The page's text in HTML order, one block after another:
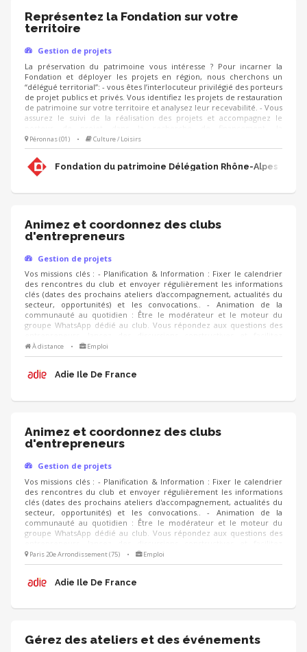
Représentez la Fondation sur votre
territoire
Gestion de projets
La préservation du patrimoine vous intéresse ? Pour incarner la
Fondation et déployer les projets en région, nous cherchons un
“délégué territorial”: - vous êtes l’interlocuteur privilégié des porteurs
de projet publics et privés. Vous identifiez les projets de restauration
de patrimoine sur votre territoire et analysez leur recevabilité. - Vous
assurez le suivi de la réalisation des projets et accompagnez le
communication, l'animation de sa collecte, jusqu'à la clôture du
projet. - Vous contribuez au développement des adhésions et des
ressources (mécènes, donateurs, partenariats, etc.) pour pérenniser
les actions de la Fondation.
Péronnas (01) • Culture / Loisirs
Fondation du patrimoine Délégation Rhône-Alpes
Animez et coordonnez des clubs
d'entrepreneurs
Gestion de projets
Vos missions clés : - Planification & Information : Fixer le calendrier
des rencontres du club et envoyer régulièrement les informations
clés (dates des prochains ateliers d'accompagnement, actualités du
secteur, opportunités) et les convocations.. - Animation de la
communauté au quotidien : Être le modérateur et le moteur du
groupe WhatsApp dédié au club. Vous répondez aux questions des
l'entraide entre les membres. - Suivi et Qualité : Suivre le niveau
d'engagement des membres du club, analyser les retours via des
nouvelles thématiques de rencontres.
À distance • Emploi
Adie Ile De France
Animez et coordonnez des clubs
d'entrepreneurs
Gestion de projets
Vos missions clés : - Planification & Information : Fixer le calendrier
des rencontres du club et envoyer régulièrement les informations
clés (dates des prochains ateliers d'accompagnement, actualités du
secteur, opportunités) et les convocations.. - Animation de la
communauté au quotidien : Être le modérateur et le moteur du
groupe WhatsApp dédié au club. Vous répondez aux questions des
l'entraide entre les membres. - Suivi et Qualité : Suivre le niveau
d'engagement des membres du club, analyser les retours via des
nouvelles thématiques de rencontres.
Paris 20e Arrondissement (75) • Emploi
Adie Ile De France
Gérez des ateliers et des événements